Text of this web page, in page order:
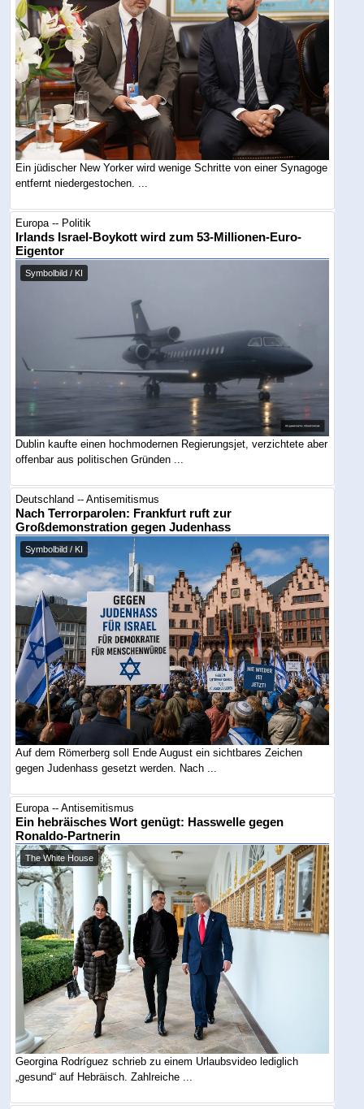
Ein jüdischer New Yorker wird wenige Schritte von einer Synagoge
entfernt niedergestochen. ...
Europa -- Politik
Irlands Israel-Boykott wird zum 53-Millionen-Euro-
Eigentor
Symbolbild / KI
Dublin kaufte einen hochmodernen Regierungsjet, verzichtete aber
offenbar aus politischen Gründen ...
Deutschland -- Antisemitismus
Nach Terrorparolen: Frankfurt ruft zur
Großdemonstration gegen Judenhass
Symbolbild / KI
Auf dem Römerberg soll Ende August ein sichtbares Zeichen
gegen Judenhass gesetzt werden. Nach ...
Europa -- Antisemitismus
Ein hebräisches Wort genügt: Hasswelle gegen
Ronaldo-Partnerin
The White House
Georgina Rodríguez schrieb zu einem Urlaubsvideo lediglich
„gesund“ auf Hebräisch. Zahlreiche ...